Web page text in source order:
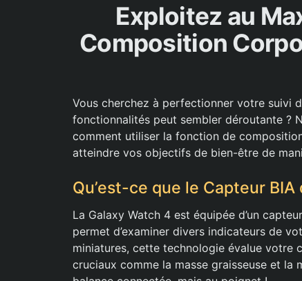
Exploitez au
Composition
Vous cherchez à perfectionner votre suivi
fonctionnalités peut sembler déroutante ?
comment utiliser la fonction de
atteindre vos objectifs de bien-être de
Qu’est-ce que le Capteur
La Galaxy Watch 4 est équipée d’un
permet d’examiner divers indicateurs de
miniatures, cette technologie évalue votre
cruciaux comme la masse graisseuse et la